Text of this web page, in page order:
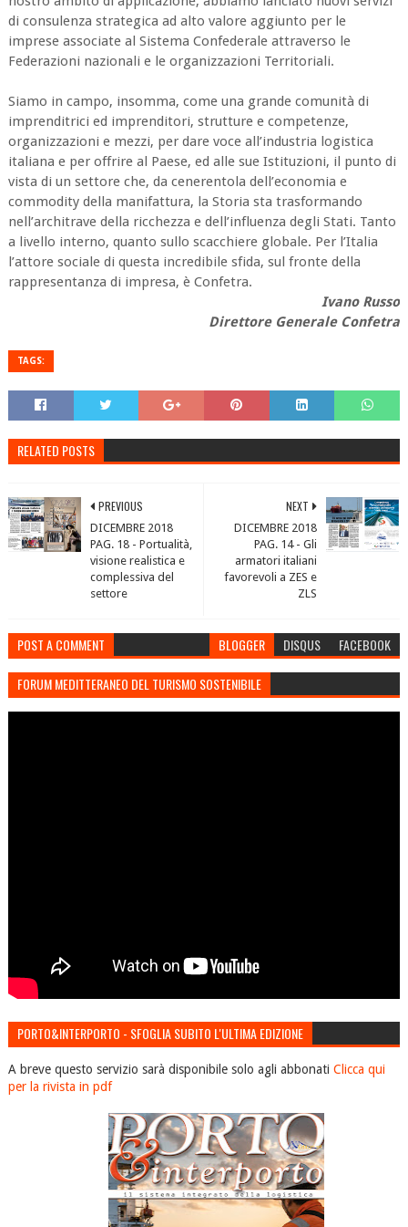
di consulenza strategica ad alto valore aggiunto per le
imprese associate al Sistema Confederale attraverso le
Federazioni nazionali e le organizzazioni Territoriali.
Siamo in campo, insomma, come una grande comunità di
imprenditrici ed imprenditori, strutture e competenze,
organizzazioni e mezzi, per dare voce all’industria logistica
italiana e per offrire al Paese, ed alle sue Istituzioni, il punto di
vista di un settore che, da cenerentola dell’economia e
commodity della manifattura, la Storia sta trasformando
nell’architrave della ricchezza e dell’influenza degli Stati. Tanto
a livello interno, quanto sullo scacchiere globale. Per l’Italia
l’attore sociale di questa incredibile sfida, sul fronte della
rappresentanza di impresa, è Confetra.
Ivano Russo
Direttore Generale Confetra
TAGS:
RELATED POSTS
NEXT
DICEMBRE 2018
PAG. 14 - Gli
armatori italiani
favorevoli a ZES e
ZLS
PREVIOUS
DICEMBRE 2018
PAG. 18 - Portualità,
visione realistica e
complessiva del
settore
POST A COMMENT BLOGGER DISQUS FACEBOOK
FORUM MEDITTERANEO DEL TURISMO SOSTENIBILE
PORTO&INTERPORTO - SFOGLIA SUBITO L'ULTIMA EDIZIONE
A breve questo servizio sarà disponibile solo agli abbonati Clicca qui
per la rivista in pdf